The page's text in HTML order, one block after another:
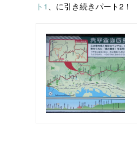
ト1 、に引き続きパート2！